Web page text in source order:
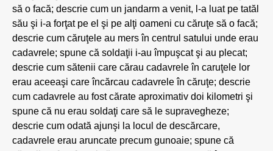
să o facă; descrie cum un jandarm a venit, l-a luat pe tatăl
său şi i-a forţat pe el şi pe alţi oameni cu căruţe să o facă;
descrie cum căruţele au mers în centrul satului unde erau
cadavrele; spune că soldaţii i-au împuşcat şi au plecat;
descrie cum sătenii care cărau cadavrele în caruţele lor
erau aceeaşi care încărcau cadavrele în căruţe; descrie
cum cadavrele au fost cărate aproximativ doi kilometri şi
spune că nu erau soldaţi care să le supravegheze;
descrie cum odată ajunşi la locul de descărcare,
cadavrele erau aruncate precum gunoaie; spune că